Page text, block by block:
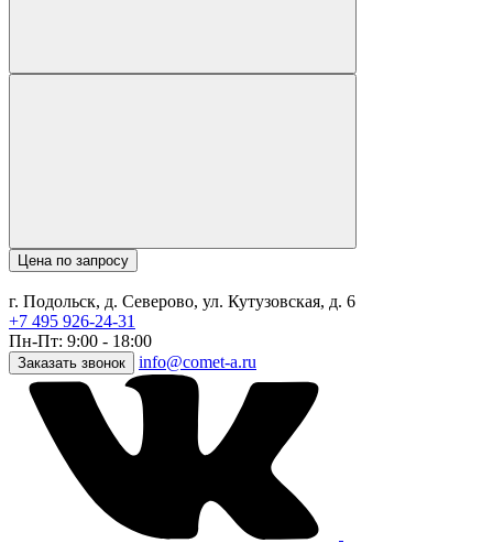
Цена по запросу
г. Подольск, д. Северово, ул. Кутузовская, д. 6
+7 495 926-24-31
Пн-Пт: 9:00 - 18:00
Заказать звонок info@comet-a.ru